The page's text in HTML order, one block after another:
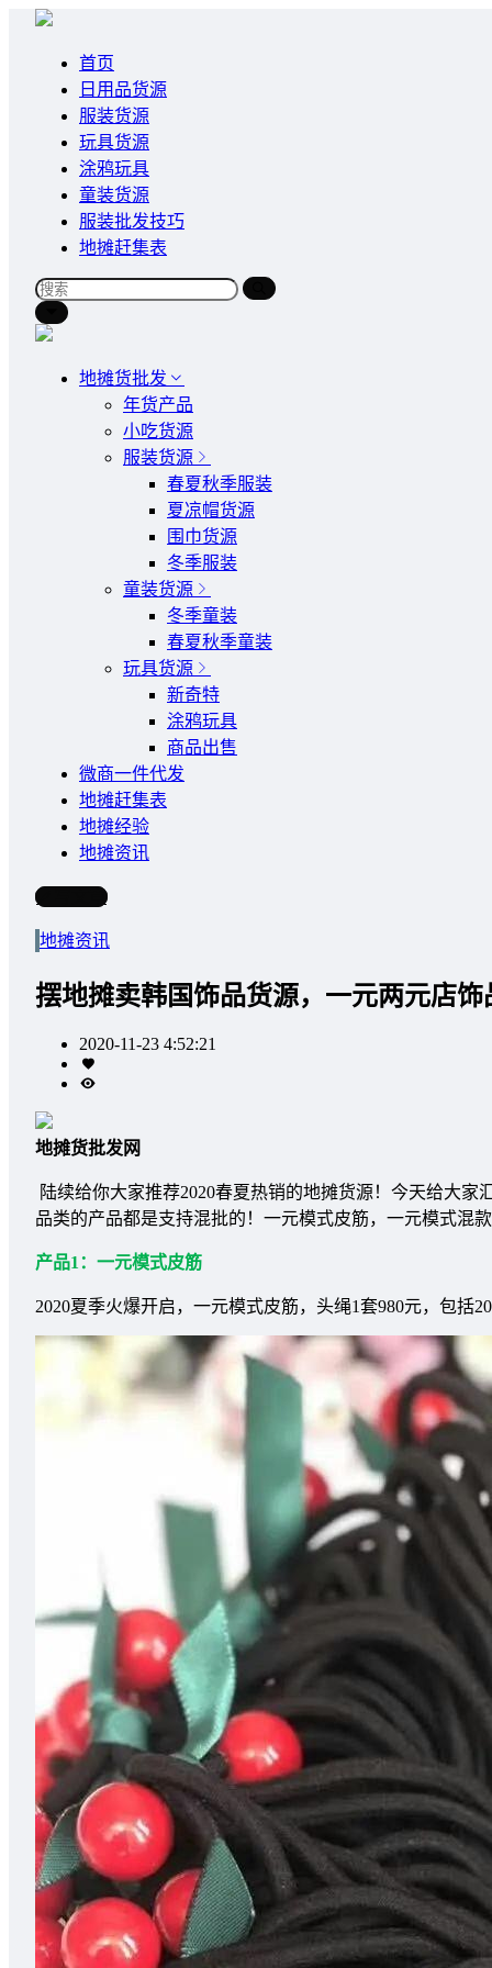
首页
日用品货源
服装货源
玩具货源
涂鸦玩具
童装货源
服装批发技巧
地摊赶集表
地摊货批发
年货产品
小吃货源
服装货源
春夏秋季服装
夏凉帽货源
围巾货源
冬季服装
童装货源
冬季童装
春夏秋季童装
玩具货源
新奇特
涂鸦玩具
商品出售
微商一件代发
地摊赶集表
地摊经验
地摊资讯
写文章
地摊资讯
摆地摊卖韩国饰品货源，一元两元店饰
2020-11-23 4:52:21
地摊货批发网
陆续给你大家推荐2020春夏热销的地摊货源！今天给大
品类的产品都是支持混批的！一元模式皮筋，一元模式混
产品1：一元模式皮筋
2020夏季火爆开启，一元模式皮筋，头绳1套980元，包括